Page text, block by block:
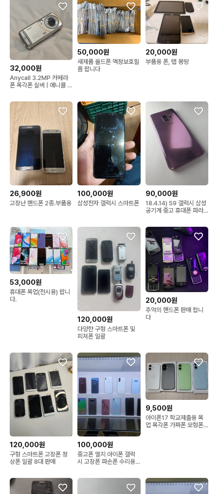
32,000원
Anycall 3.2MP 카메라
폰 목각폰 실버 | 애니콜 카
50,000원
새제품 올드폰 액정보호필
름 팝니다
20,000원
부품용 폰, 탭 몽땅
26,900원
고장난 핸드폰 2종.부품용
100,000원
삼성전자 갤럭시 스마트폰
90,000원
18.4.14) S9 갤럭시 삼성
공기계 중고 휴대폰 파라
53,000원
휴대폰 목업(전시용) 팝니
다.
120,000원
다양한 구형 스마트폰 및
피쳐폰 일괄
20,000원
추억의 핸드폰 판매 합니
다
120,000원
구형 스마트폰 고장폰 정
상폰 일괄 8대 판매
100,000원
중고폰 엘지 아이폰 갤럭
시 고장폰 파손폰 수리용
9,500원
아이폰17 학교제출용 목
업 목각폰 가짜폰 모형폰